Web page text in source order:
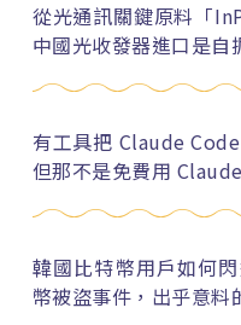
從光通訊關鍵原料「
中國光收發器進口是自
有工具把 Claude
但那不是免費用 Claude
韓國比特幣用戶如何
幣被盜事件，出乎意料